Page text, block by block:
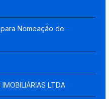
Nomeação de
LTDA